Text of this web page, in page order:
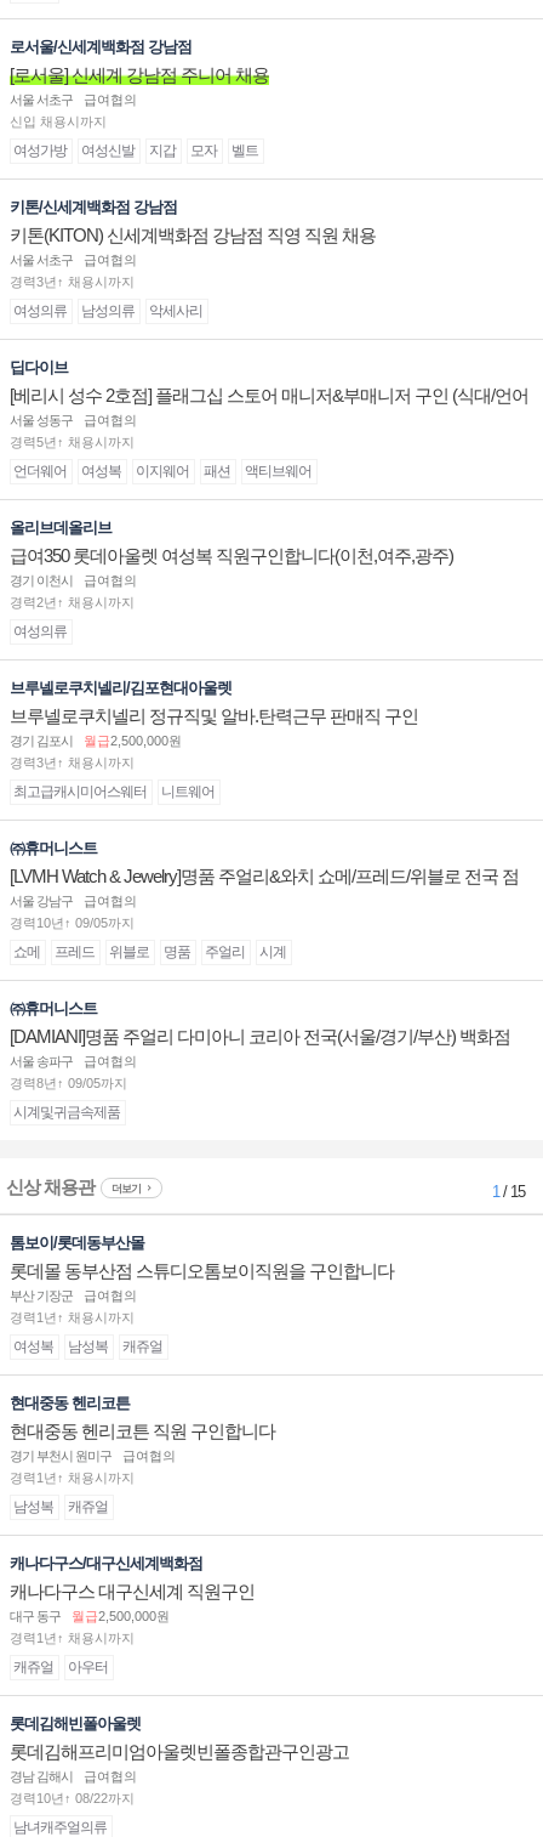
로서울/신세계백화점 강남점
[로서울] 신세계 강남점 주니어 채용
서울 서초구
급여협의
신입 채용시까지
여성가방 여성신발 지갑 모자 벨트
키톤/신세계백화점 강남점
키톤(KITON) 신세계백화점 강남점 직영 직원 채용
서울 서초구
급여협의
경력3년↑ 채용시까지
여성의류 남성의류 악세사리
딥다이브
[베리시 성수 2호점] 플래그십 스토어 매니저&부매니저 구인 (식대/언어
수당 지급)
서울 성동구
급여협의
경력5년↑ 채용시까지
언더웨어 여성복 이지웨어 패션 액티브웨어
올리브데올리브
급여350 롯데아울렛 여성복 직원구인합니다(이천,여주,광주)
경기 이천시
급여협의
경력2년↑ 채용시까지
여성의류
브루넬로쿠치넬리/김포현대아울렛
브루넬로쿠치넬리 정규직및 알바.탄력근무 판매직 구인
경기 김포시 월급2,500,000원
경력3년↑ 채용시까지
최고급캐시미어스웨터 니트웨어
㈜휴머니스트
[LVMH Watch & Jewelry]명품 주얼리&와치 쇼메/프레드/위블로 전국 점
장/부점장/판매사원 채용
서울 강남구
급여협의
경력10년↑ 09/05까지
쇼메 프레드 위블로 명품 주얼리 시계
㈜휴머니스트
[DAMIANI]명품 주얼리 다미아니 코리아 전국(서울/경기/부산) 백화점
부점장/판매사원 채용
서울 송파구
급여협의
경력8년↑ 09/05까지
시계및귀금속제품
신상 채용관 더보기 1/ 15
톰보이/롯데동부산몰
롯데몰 동부산점 스튜디오톰보이직원을 구인합니다
부산 기장군
급여협의
경력1년↑ 채용시까지
여성복 남성복 캐쥬얼
현대중동 헨리코튼
현대중동 헨리코튼 직원 구인합니다
경기 부천시 원미구
급여협의
경력1년↑ 채용시까지
남성복 캐쥬얼
캐나다구스/대구신세계백화점
캐나다구스 대구신세계 직원구인
대구 동구 월급2,500,000원
경력1년↑ 채용시까지
캐쥬얼 아우터
롯데김해빈폴아울렛
롯데김해프리미엄아울렛빈폴종합관구인광고
경남 김해시
급여협의
경력10년↑ 08/22까지
남녀캐주얼의류